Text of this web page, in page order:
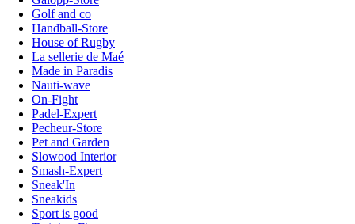
Golf and co
Handball-Store
House of Rugby
La sellerie de Maé
Made in Paradis
Nauti-wave
On-Fight
Padel-Expert
Pecheur-Store
Pet and Garden
Slowood Interior
Smash-Expert
Sneak'In
Sneakids
Sport is good